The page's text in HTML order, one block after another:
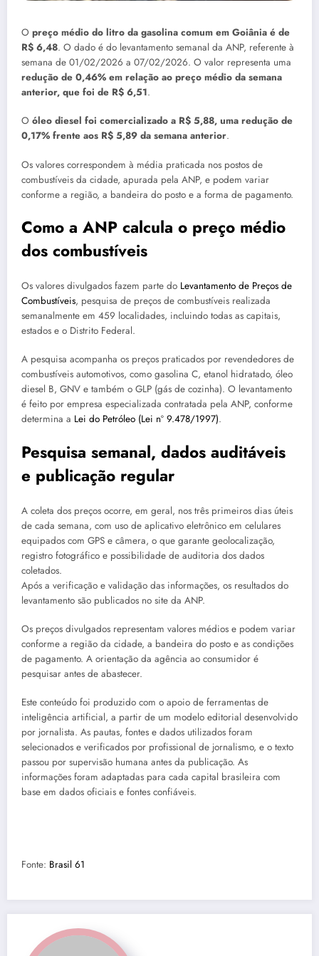
O preço médio do litro da gasolina comum em Goiânia é de
R$ 6,48. O dado é do levantamento semanal da ANP, referente à
semana de 01/02/2026 a 07/02/2026. O valor representa uma
redução de 0,46% em relação ao preço médio da semana
anterior, que foi de R$ 6,51.
O óleo diesel foi comercializado a R$ 5,88, uma redução de
0,17% frente aos R$ 5,89 da semana anterior.
Os valores correspondem à média praticada nos postos de
combustíveis da cidade, apurada pela ANP, e podem variar
conforme a região, a bandeira do posto e a forma de pagamento.
Como a ANP calcula o preço médio
dos combustíveis
Os valores divulgados fazem parte do Levantamento de Preços de
Combustíveis, pesquisa de preços de combustíveis realizada
semanalmente em 459 localidades, incluindo todas as capitais,
estados e o Distrito Federal.
A pesquisa acompanha os preços praticados por revendedores de
combustíveis automotivos, como gasolina C, etanol hidratado, óleo
diesel B, GNV e também o GLP (gás de cozinha). O levantamento
é feito por empresa especializada contratada pela ANP, conforme
determina a Lei do Petróleo (Lei nº 9.478/1997).
Pesquisa semanal, dados auditáveis
e publicação regular
A coleta dos preços ocorre, em geral, nos três primeiros dias úteis
de cada semana, com uso de aplicativo eletrônico em celulares
equipados com GPS e câmera, o que garante geolocalização,
registro fotográfico e possibilidade de auditoria dos dados
coletados.
Após a verificação e validação das informações, os resultados do
levantamento são publicados no site da ANP.
Os preços divulgados representam valores médios e podem variar
conforme a região da cidade, a bandeira do posto e as condições
de pagamento. A orientação da agência ao consumidor é
pesquisar antes de abastecer.
Este conteúdo foi produzido com o apoio de ferramentas de
inteligência artificial, a partir de um modelo editorial desenvolvido
por jornalista. As pautas, fontes e dados utilizados foram
selecionados e verificados por profissional de jornalismo, e o texto
passou por supervisão humana antes da publicação. As
informações foram adaptadas para cada capital brasileira com
base em dados oficiais e fontes confiáveis.
Fonte: Brasil 61